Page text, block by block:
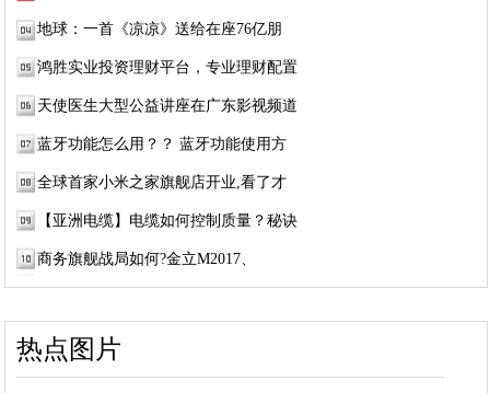
地球：一首《凉凉》送给在座76亿朋
鸿胜实业投资理财平台，专业理财配置
天使医生大型公益讲座在广东影视频道
蓝牙功能怎么用？？ 蓝牙功能使用方
全球首家小米之家旗舰店开业,看了才
【亚洲电缆】电缆如何控制质量？秘诀
商务旗舰战局如何?金立M2017、
热点图片